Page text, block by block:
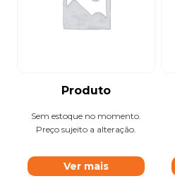
Produto
Sem estoque no momento.
Preço sujeito a alteração.
Ver mais